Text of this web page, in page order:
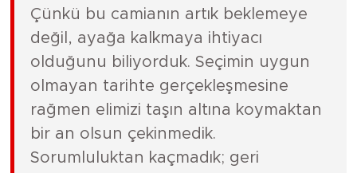
Çünkü bu camianın artık beklemeye
değil, ayağa kalkmaya ihtiyacı
olduğunu biliyorduk. Seçimin uygun
olmayan tarihte gerçekleşmesine
rağmen elimizi taşın altına koymaktan
bir an olsun çekinmedik.
Sorumluluktan kaçmadık; geri